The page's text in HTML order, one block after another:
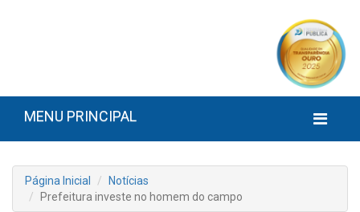
MENU PRINCIPAL
Página Inicial
Notícias
Prefeitura investe no homem do campo